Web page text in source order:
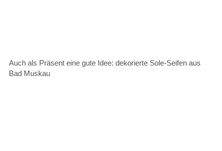
Auch als Präsent eine gute Idee: dekorierte Sole-Seifen aus
Bad Muskau